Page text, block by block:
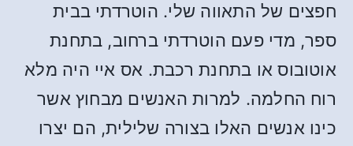
חפצים של התאווה שלי. הוטרדתי בבית
ספר, מדי פעם הוטרדתי ברחוב, בתחנת
אוטובוס או בתחנת רכבת. אס איי היה מלא
רוח החלמה. למרות האנשים מבחוץ אשר
כינו אנשים האלו בצורה שלילית, הם יצרו